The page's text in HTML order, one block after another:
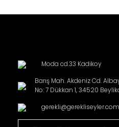
Moda cd.33 Kadikoy
Barış Mah. Akdeniz Cd.
No: 7 Dükkan 1, 34520